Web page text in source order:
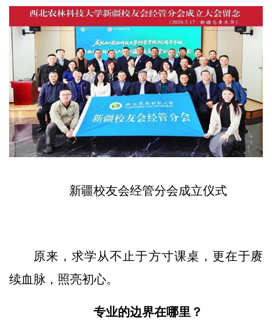
新疆校友会经管分会成立仪式
原来，求学从不止于方寸课桌，更在于赓
续血脉，照亮初心。
专业的边界在哪里？